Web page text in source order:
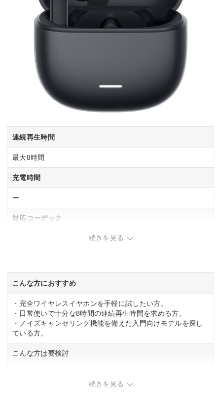
連続再生時間
最大8時間
充電時間
ー
対応コーデック
ブラック
ブルー
ホワイト
続きを見る
こんな方におすすめ
・完全ワイヤレスイヤホンを手軽に試したい方。
・日常使いで十分な8時間の連続再生時間を求める方。
・ノイズキャンセリング機能を備えた入門向けモデルを探し
ている方。
こんな方は要検討
・10時間以上の長時間再生が必要な方。
続きを見る